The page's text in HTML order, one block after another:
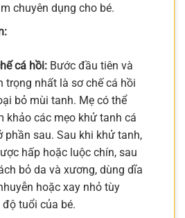
chuyên dụng cho bé.
cá hồi:Bước đầu tiên và
trọng nhất là sơ chế cá hồi
bỏ mùi tanh. Mẹ có thể
khảo các mẹo khử tanh cá
phần sau. Sau khi khử tanh,
hấp hoặc luộc chín, sau
bỏ da và xương, dùng dĩa
hoặc xay nhỏ tùy
độ tuổi của bé.